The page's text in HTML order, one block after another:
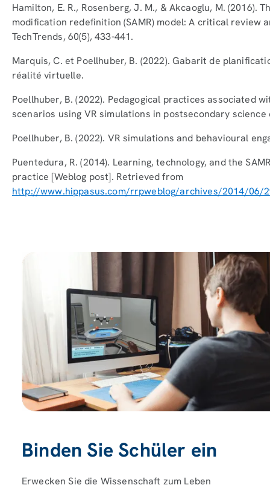
Hamilton, E. R., Rosenberg, J. M., & Akcaoglu, M. (2016).
modification redefinition (SAMR) model: A critical review
TechTrends, 60(5), 433-441.
Marquis, C. et Poellhuber, B. (2022). Gabarit de
réalité virtuelle.
Poellhuber, B. (2022). Pedagogical practices associated
scenarios using VR simulations in postsecondary science
Poellhuber, B. (2022). VR simulations and behavioural
Puentedura, R. (2014). Learning, technology, and the
practice [Weblog post]. Retrieved from
http://www.hippasus.com/rrpweblog/archives/2014/06/
Binden Sie Schüler ein
Erwecken Sie die Wissenschaft zum Leben